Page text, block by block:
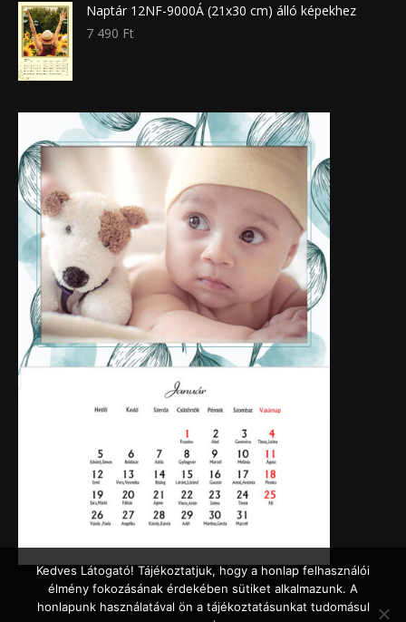
Naptár 12NF-9000Á (21x30 cm) álló képekhez
7 490 Ft
Kedves Látogató! Tájékoztatjuk, hogy a honlap felhasználói
élmény fokozásának érdekében sütiket alkalmazunk. A
honlapunk használatával ön a tájékoztatásunkat tudomásul